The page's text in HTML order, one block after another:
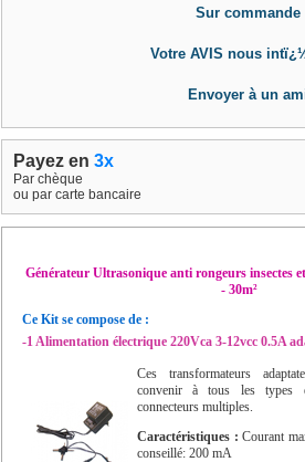
Sur commande
Votre AVIS nous
Envoyer à un
Payez en 3x
Par chèque
ou par carte bancaire
Générateur Ultrasonique anti rongeurs insectes
- 30m²
Ce Kit se compose de :
-1 Alimentation électrique 220Vca 3-12vcc 0.5A
Ces transformateurs
convenir à tous les types
connecteurs multiples.
Caractéristiques : Courant
conseillé: 200 mA